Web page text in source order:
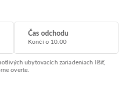
Čas odchodu
Končí o 10.00
ubytovacích zariadeniach líšiť,
overte.